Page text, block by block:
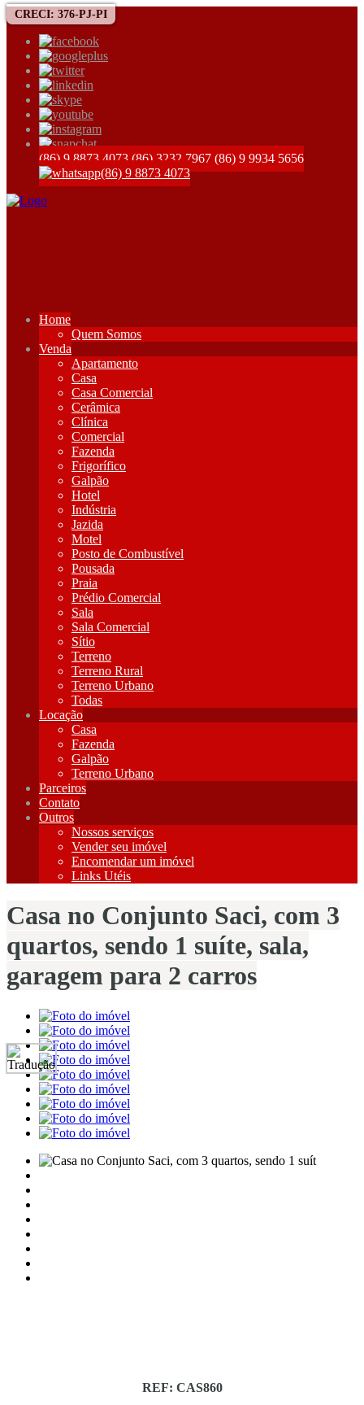
CRECI: 376-PJ-PI
(86) 9 8873 4073 (86) 3232 7967 (86) 9 9934 5656
(86) 9 8873 4073
Home
Quem Somos
Venda
Apartamento
Casa
Casa Comercial
Cerâmica
Clínica
Comercial
Fazenda
Frigorífico
Galpão
Hotel
Indústria
Jazida
Motel
Posto de Combustível
Pousada
Praia
Prédio Comercial
Sala
Sala Comercial
Sítio
Terreno
Terreno Rural
Terreno Urbano
Todas
Locação
Casa
Fazenda
Galpão
Terreno Urbano
Parceiros
Contato
Outros
Nossos serviços
Vender seu imóvel
Encomendar um imóvel
Links Utéis
Casa no Conjunto Saci, com 3
quartos, sendo 1 suíte, sala,
garagem para 2 carros
REF: CAS860